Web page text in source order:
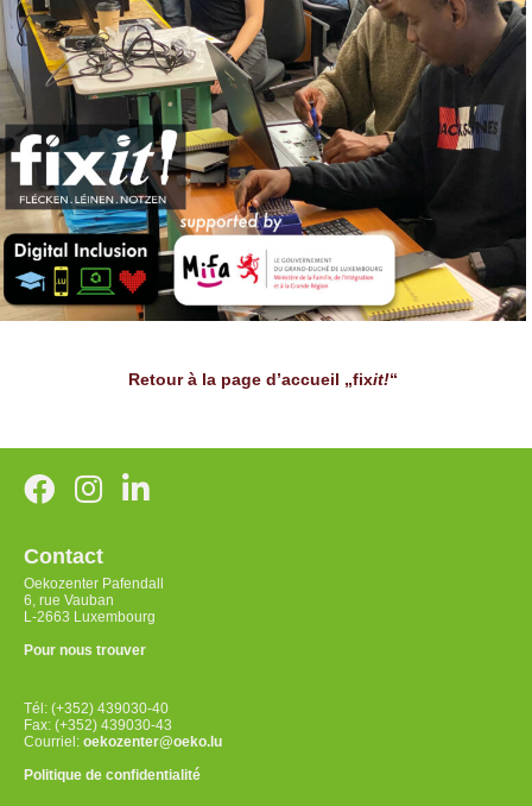
Retour à la page d’accueil „fixit!“
Contact
Oekozenter Pafendall
6, rue Vauban
L-2663 Luxembourg
Pour nous trouver
Tél: (+352) 439030-40
Fax: (+352) 439030-43
Courriel: oekozenter@oeko.lu
Politique de confidentialité